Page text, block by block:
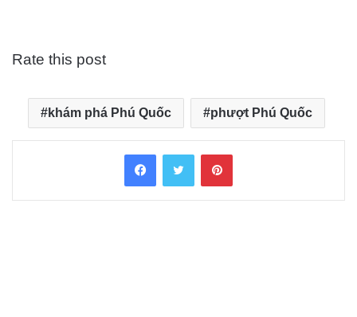
Rate this post
khám phá Phú Quốc phượt Phú Quốc
FacebookTwitter Pinterest